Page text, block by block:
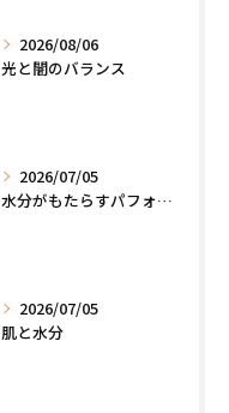
2026/08/06
光と闇のバランス
2026/07/05
水分がもたらすパフォーマンスへの影響
2026/07/05
肌と水分